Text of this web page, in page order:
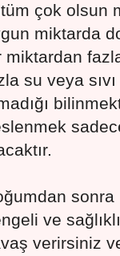
çok olsun
miktarda
miktardan
su veya
sonra
ve
verirsiniz